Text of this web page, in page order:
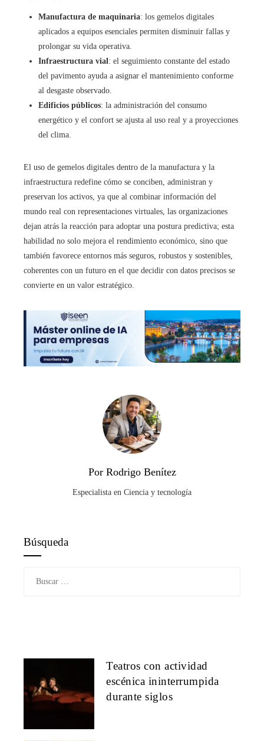
Manufactura de maquinaria: los gemelos digitales
aplicados a equipos esenciales permiten disminuir fallas y
prolongar su vida operativa.
Infraestructura vial: el seguimiento constante del estado
del pavimento ayuda a asignar el mantenimiento conforme
al desgaste observado.
Edificios públicos: la administración del consumo
energético y el confort se ajusta al uso real y a proyecciones
del clima.
El uso de gemelos digitales dentro de la manufactura y la
infraestructura redefine cómo se conciben, administran y
preservan los activos, ya que al combinar información del
mundo real con representaciones virtuales, las organizaciones
dejan atrás la reacción para adoptar una postura predictiva; esta
habilidad no solo mejora el rendimiento económico, sino que
también favorece entornos más seguros, robustos y sostenibles,
coherentes con un futuro en el que decidir con datos precisos se
convierte en un valor estratégico.
Por Rodrigo Benítez
Especialista en Ciencia y tecnología
Búsqueda
Teatros con actividad
escénica ininterrumpida
durante siglos